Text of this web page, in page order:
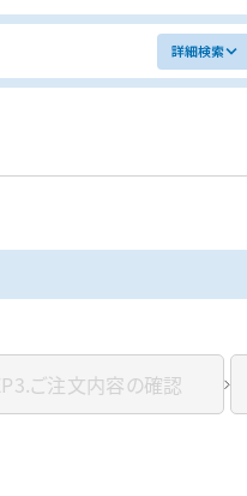
詳細検索
ご注文内容の確認